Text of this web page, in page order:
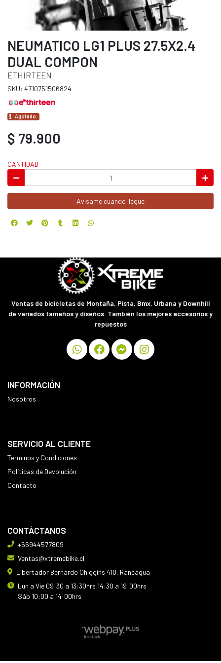
NEUMATICO LG1 PLUS 27.5X2.4
DUAL COMPON
ETHIRTEEN
SKU: 4710751506824
Agotado.
$ 79.900
CANTIDAD
Avísame cuando llegue
Ventas de bicicletas de Montaña, Pista, Bmx, Urbana y Downhill
de variados tamaños y diseños. También los mejores accesorios y
repuestos
INFORMACIÓN
Nosotros
SERVICIO AL CLIENTE
Terminos y Condiciones
Políticas de Devolución
Contacto
CONTÁCTANOS
+56944577809
Ventas@xtremebike.cl
Libertador Bernardo Ohiggins 410, Rancagua
Lun a Vie 09:30 a 13:30hrs 14:30 a 19:00hrs
Sáb 10:00 a 14:00hrs